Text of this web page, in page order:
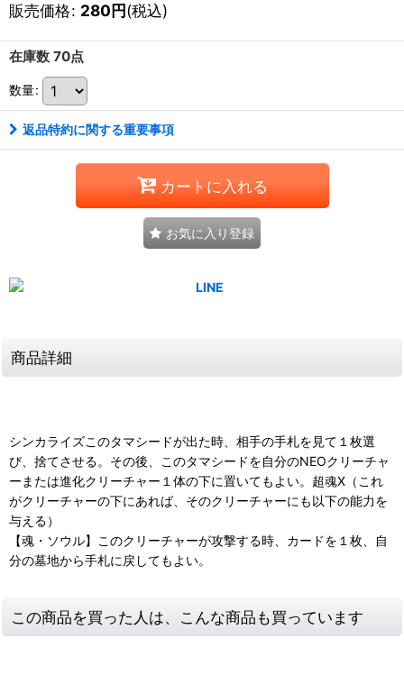
販売価格: 280円(税込)
在庫数 70点
数量:
返品特約に関する重要事項
カートに入れる
お気に入り登録
商品詳細
シンカライズこのタマシードが出た時、相手の手札を見て１枚選
び、捨てさせる。その後、このタマシードを自分のNEOクリーチャ
ーまたは進化クリーチャー１体の下に置いてもよい。超魂X（これ
がクリーチャーの下にあれば、そのクリーチャーにも以下の能力を
与える）
【魂・ソウル】このクリーチャーが攻撃する時、カードを１枚、自
分の墓地から手札に戻してもよい。
この商品を買った人は、こんな商品も買っています